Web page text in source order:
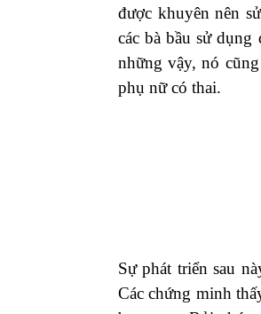
được khuyên nên
các bà bầu sử
những vậy, nó
phụ nữ có thai.
Sự phát triển sau
Các chứng minh